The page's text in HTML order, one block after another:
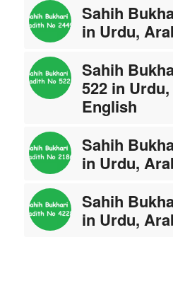
Sahih
in Urdu,
Sahih
522 in
English
Sahih
in Urdu,
Sahih
in Urdu,